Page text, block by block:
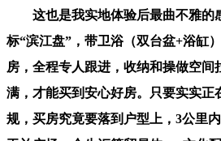
这也是我实地体验后最曲不雅的
标“滨江盘”，带卫浴（双台盆+浴缸
房，全程专人跟进，收纳和操做空间
满，才能买到安心好房。只要实实正
规，买房究竟要落到户型上，3公里